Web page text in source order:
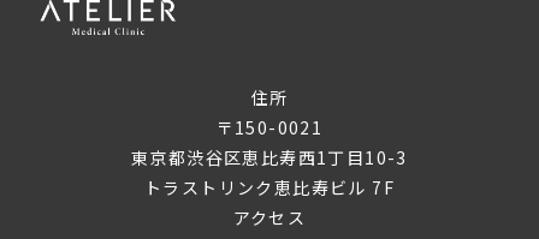
住所
〒150-0021
東京都渋谷区恵比寿西1丁目10-3
トラストリンク恵比寿ビル 7F
アクセス